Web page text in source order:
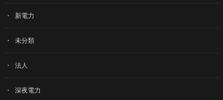
新電力
未分類
法人
深夜電力